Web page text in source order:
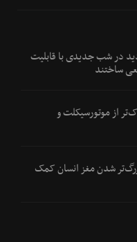
در شب جدیدی با قابلیت
ساختند
از موتورسیکلت و
شدن مغز انسان کمک